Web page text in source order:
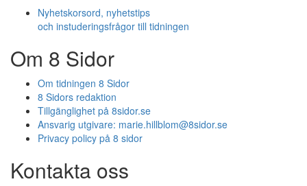
Nyhetskorsord, nyhetstips
och instuderingsfrågor till tidningen
Om 8 Sidor
Om tidningen 8 Sidor
8 Sidors redaktion
Tillgänglighet på 8sidor.se
Ansvarig utgivare: marie.hillblom@8sidor.se
Privacy policy på 8 sidor
Kontakta oss